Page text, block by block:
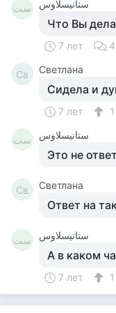
ست ستانيسلاوس
Что Вы
7 лет 4
Св Светлана
Сидела и
7 лет 1
ست ستانيسلاوس
Это не ответ
Св Светлана
Ответ на
ست ستانيسلاوس
А в каком
7 лет 1